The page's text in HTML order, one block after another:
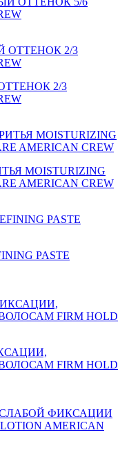
2/3
MOISTURIZING
AMERICAN CREW
PASTE
FIRM HOLD